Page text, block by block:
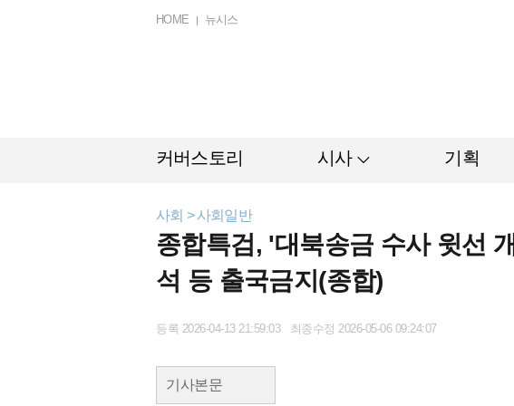
HOME 뉴시스
커버스토리 시사 기획
사회 > 사회일반
종합특검, '대북송금 수사 윗선
석 등 출국금지(종합)
등록 2026-04-13 21:59:03 최종수정 2026-05-06 09:24:07
기사본문